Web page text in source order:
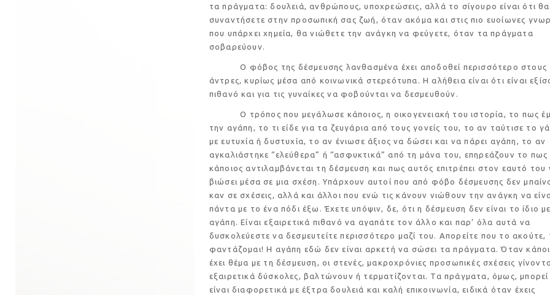
τα πράγματα: δουλειά, ανθρώπους, υποχρεώσεις, αλλά το σίγουρο είναι ότι
συναντήσετε στην προσωπική σας ζωή, όταν ακόμα και στις πιο ευοίωνες
που υπάρχει χημεία, θα νιώθετε την ανάγκη να φεύγετε, όταν τα πράγματα
σοβαρεύουν.
Ο φόβος της δέσμευσης λανθασμένα έχει αποδοθεί περισσότερο στους
άντρες, κυρίως μέσα από κοινωνικά στερεότυπα. Η αλήθεια είναι ότι είναι
πιθανό και για τις γυναίκες να φοβούνται να δεσμευθούν.
Ο τρόπος που μεγάλωσε κάποιος, η οικογενειακή του ιστορία, το πως
την αγάπη, το τι είδε για τα ζευγάρια από τους γονείς του, το αν ταύτισε το
με ευτυχία ή δυστυχία, το αν ένιωσε άξιος να δώσει και να πάρει αγάπη, το αν
αγκαλιάστηκε “ελεύθερα” ή “ασφυκτικά” από τη μάνα του, επηρεάζουν το πως
κάποιος αντιλαμβάνεται τη δέσμευση και πως αυτός επιτρέπει στον εαυτό του
βιώσει μέσα σε μια σχέση. Υπάρχουν αυτοί που από φόβο δέσμευσης δεν
καν σε σχέσεις, αλλά και άλλοι που ενώ τις κάνουν νιώθουν την ανάγκη να
πάντα με το ένα πόδι έξω. Έχετε υπόψιν, δε, ότι η δέσμευση δεν είναι το ίδιο
αγάπη. Είναι εξαιρετικά πιθανό να αγαπάτε τον άλλο και παρ’ όλα αυτά να
δυσκολεύεστε να δεσμευτείτε περισσότερο μαζί του. Απορείτε που το ακούτε,
φαντάζομαι! Η αγάπη εδώ δεν είναι αρκετή να σώσει τα πράγματα. Όταν
έχει θέμα με τη δέσμευση, οι στενές, μακροχρόνιες προσωπικές σχέσεις
εξαιρετικά δύσκολες, βαλτώνουν ή τερματίζονται. Τα πράγματα, όμως, μπορεί
είναι διαφορετικά με έξτρα δουλειά και καλή επικοινωνία, ειδικά όταν έχεις